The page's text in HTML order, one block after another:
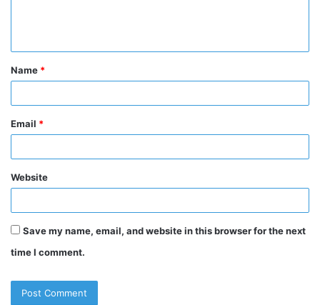
t
*
Name *
Email *
Website
Save my name, email, and website in this browser for the next
time I comment.